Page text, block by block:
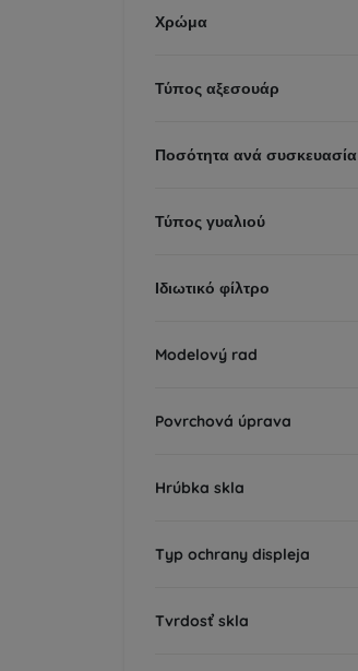
Χρώμα
Τύπος αξεσουάρ
Ποσότητα ανά συσκευασία
Τύπος γυαλιού
Ιδιωτικό φίλτρο
Modelový rad
Povrchová úprava
Hrúbka skla
Typ ochrany displeja
Tvrdosť skla